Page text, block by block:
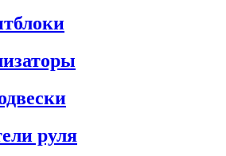
руля